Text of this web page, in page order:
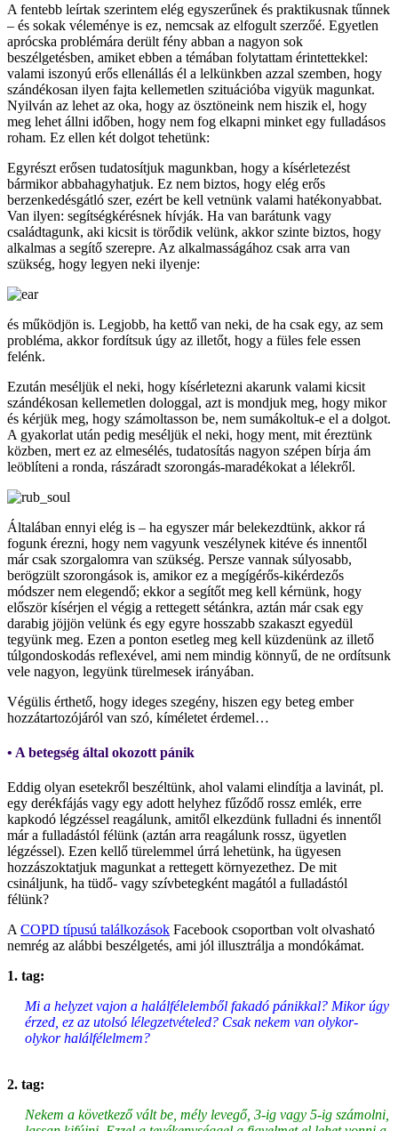
A fentebb leírtak szerintem elég egyszerűnek és praktikusnak tűnnek
– és sokak véleménye is ez, nemcsak az elfogult szerzőé. Egyetlen
aprócska problémára derült fény abban a nagyon sok
beszélgetésben, amiket ebben a témában folytattam érintettekkel:
valami iszonyú erős ellenállás él a lelkünkben azzal szemben, hogy
szándékosan ilyen fajta kellemetlen szituációba vigyük magunkat.
Nyilván az lehet az oka, hogy az ösztöneink nem hiszik el, hogy
meg lehet állni időben, hogy nem fog elkapni minket egy fulladásos
roham. Ez ellen két dolgot tehetünk:
Egyrészt erősen tudatosítjuk magunkban, hogy a kísérletezést
bármikor abbahagyhatjuk. Ez nem biztos, hogy elég erős
berzenkedésgátló szer, ezért be kell vetnünk valami hatékonyabbat.
Van ilyen: segítségkérésnek hívják. Ha van barátunk vagy
családtagunk, aki kicsit is törődik velünk, akkor szinte biztos, hogy
alkalmas a segítő szerepre. Az alkalmasságához csak arra van
szükség, hogy legyen neki ilyenje:
és működjön is. Legjobb, ha kettő van neki, de ha csak egy, az sem
probléma, akkor fordítsuk úgy az illetőt, hogy a füles fele essen
felénk.
Ezután meséljük el neki, hogy kísérletezni akarunk valami kicsit
szándékosan kellemetlen dologgal, azt is mondjuk meg, hogy mikor
és kérjük meg, hogy számoltasson be, nem sumákoltuk-e el a dolgot.
A gyakorlat után pedig meséljük el neki, hogy ment, mit éreztünk
közben, mert ez az elmesélés, tudatosítás nagyon szépen bírja ám
leöblíteni a ronda, rászáradt szorongás-maradékokat a lélekről.
Általában ennyi elég is – ha egyszer már belekezdtünk, akkor rá
fogunk érezni, hogy nem vagyunk veszélynek kitéve és innentől
már csak szorgalomra van szükség. Persze vannak súlyosabb,
berögzült szorongások is, amikor ez a megígérős-kikérdezős
módszer nem elegendő; ekkor a segítőt meg kell kérnünk, hogy
először kísérjen el végig a rettegett sétánkra, aztán már csak egy
darabig jöjjön velünk és egy egyre hosszabb szakaszt egyedül
tegyünk meg. Ezen a ponton esetleg meg kell küzdenünk az illető
túlgondoskodás reflexével, ami nem mindig könnyű, de ne ordítsunk
vele nagyon, legyünk türelmesek irányában.
Végülis érthető, hogy ideges szegény, hiszen egy beteg ember
hozzátartozójáról van szó, kíméletet érdemel…
• A betegség által okozott pánik
Eddig olyan esetekről beszéltünk, ahol valami elindítja a lavinát, pl.
egy derékfájás vagy egy adott helyhez fűződő rossz emlék, erre
kapkodó légzéssel reagálunk, amitől elkezdünk fulladni és innentől
már a fulladástól félünk (aztán arra reagálunk rossz, ügyetlen
légzéssel). Ezen kellő türelemmel úrrá lehetünk, ha ügyesen
hozzászoktatjuk magunkat a rettegett környezethez. De mit
csináljunk, ha tüdő- vagy szívbetegként magától a fulladástól
félünk?
A COPD típusú találkozások Facebook csoportban volt olvasható
nemrég az alábbi beszélgetés, ami jól illusztrálja a mondókámat.
1. tag:
Mi a helyzet vajon a halálfélelemből fakadó pánikkal? Mikor úgy
érzed, ez az utolsó lélegzetvételed? Csak nekem van olykor-
olykor halálfélelmem?
2. tag:
Nekem a következő vált be, mély levegő, 3-ig vagy 5-ig számolni,